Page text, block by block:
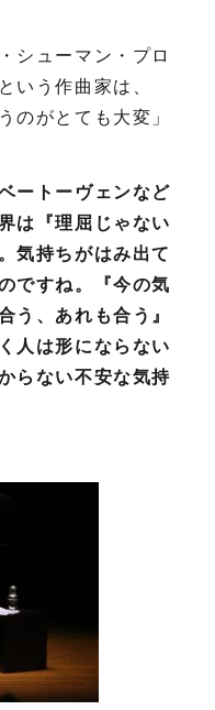
シューマン・プロ
いう作曲家は、
のがとても大変」
ートーヴェンなど
は『理屈じゃない
気持ちがはみ出て
ですね。『今の気
う、あれも合う』
人は形にならない
らない不安な気持